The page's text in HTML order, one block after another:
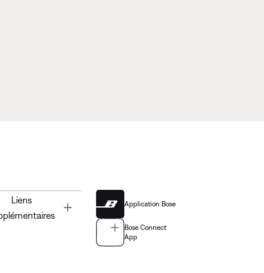
Liens
Application Bose
Bose Connect
App